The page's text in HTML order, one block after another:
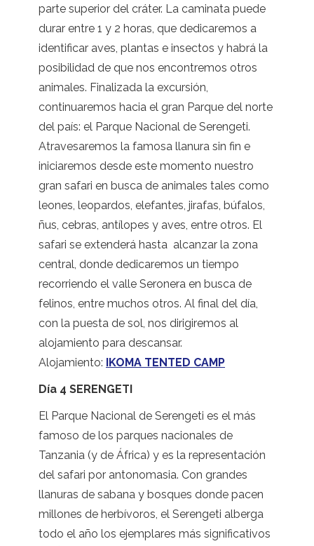
parte superior del cráter. La caminata puede
durar entre 1 y 2 horas, que dedicaremos a
identificar aves, plantas e insectos y habrá la
posibilidad de que nos encontremos otros
animales. Finalizada la excursión,
continuaremos hacia el gran Parque del norte
del país: el Parque Nacional de Serengeti.
Atravesaremos la famosa llanura sin fin e
iniciaremos desde este momento nuestro
gran safari en busca de animales tales como
leones, leopardos, elefantes, jirafas, búfalos,
ñus, cebras, antílopes y aves, entre otros. El
safari se extenderá hasta alcanzar la zona
central, donde dedicaremos un tiempo
recorriendo el valle Seronera en busca de
felinos, entre muchos otros. Al final del día,
con la puesta de sol, nos dirigiremos al
alojamiento para descansar.
Alojamiento: IKOMA TENTED CAMP
Día 4 SERENGETI
El Parque Nacional de Serengeti es el más
famoso de los parques nacionales de
Tanzania (y de África) y es la representación
del safari por antonomasia. Con grandes
llanuras de sabana y bosques donde pacen
millones de herbívoros, el Serengeti alberga
todo el año los ejemplares más significativos